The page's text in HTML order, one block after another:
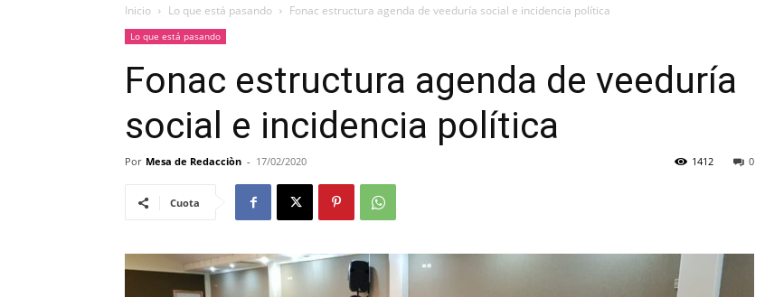
Inicio Lo que está pasando Fonac estructura agenda de veeduría social e incidencia política
Lo que está pasando
Fonac estructura agenda de veeduría
social e incidencia política
Por Mesa de Redacciòn - 17/02/2020 0
1412
Cuota